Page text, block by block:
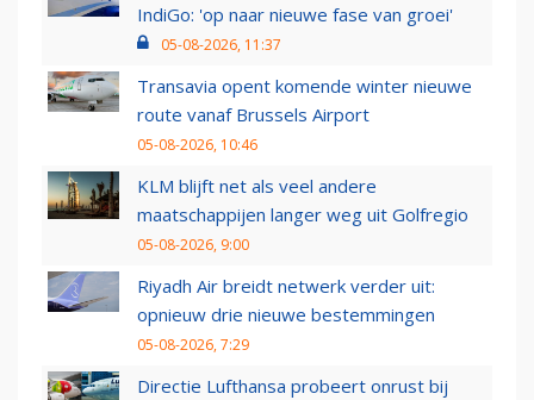
IndiGo: 'op naar nieuwe fase van groei'
05-08-2026, 11:37
Transavia opent komende winter nieuwe
route vanaf Brussels Airport
05-08-2026, 10:46
KLM blijft net als veel andere
maatschappijen langer weg uit Golfregio
05-08-2026, 9:00
Riyadh Air breidt netwerk verder uit:
opnieuw drie nieuwe bestemmingen
05-08-2026, 7:29
Directie Lufthansa probeert onrust bij